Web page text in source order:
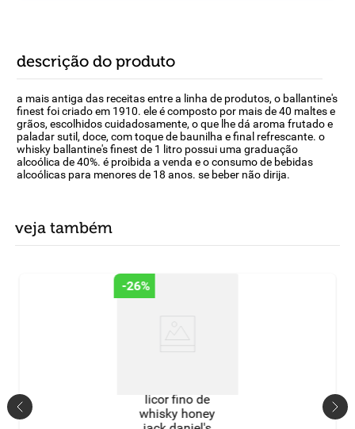
descrição do produto
a mais antiga das receitas entre a linha de produtos, o ballantine's
finest foi criado em 1910. ele é composto por mais de 40 maltes e
grãos, escolhidos cuidadosamente, o que lhe dá aroma frutado e
paladar sutil, doce, com toque de baunilha e final refrescante. o
whisky ballantine's finest de 1 litro possui uma graduação
alcoólica de 40%. é proibida a venda e o consumo de bebidas
alcoólicas para menores de 18 anos. se beber não dirija.
veja também
-26%
licor fino de
whisky honey